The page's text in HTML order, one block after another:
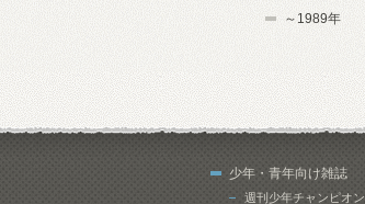
～1989年
少年・青年向け雑誌
週刊少年チャンピオン